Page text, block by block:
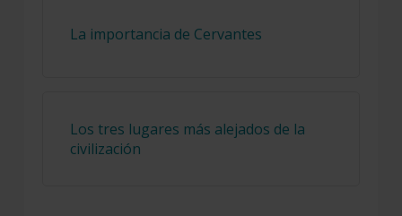
La importancia de Cervantes
Los tres lugares más alejados de la
civilización